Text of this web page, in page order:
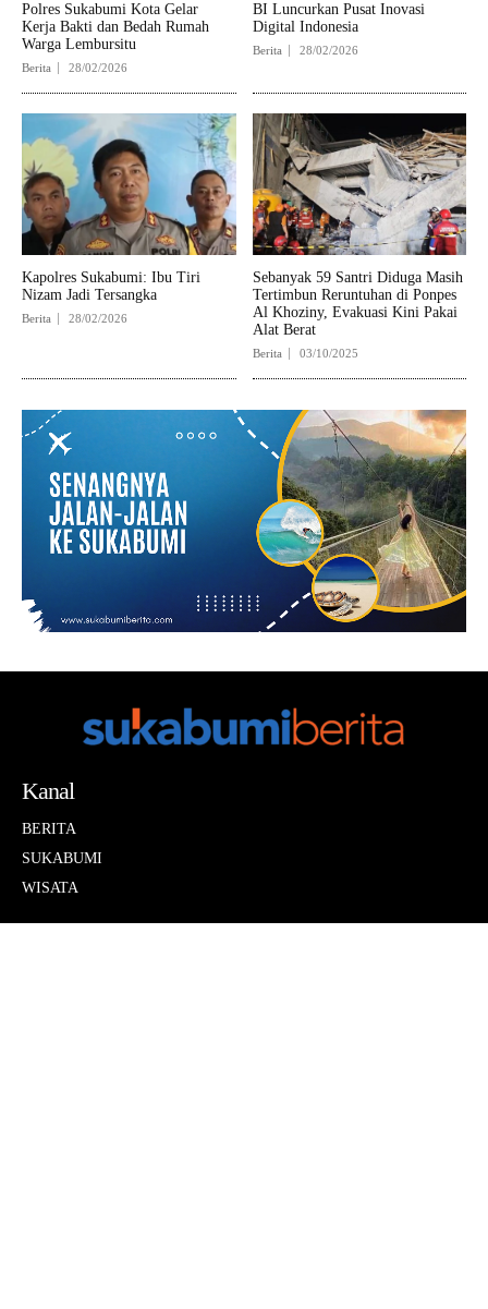
Polres Sukabumi Kota Gelar
Kerja Bakti dan Bedah Rumah
Warga Lembursitu
Berita 28/02/2026
BI Luncurkan Pusat Inovasi
Digital Indonesia
Berita 28/02/2026
Kapolres Sukabumi: Ibu Tiri
Nizam Jadi Tersangka
Berita 28/02/2026
Sebanyak 59 Santri Diduga Masih
Tertimbun Reruntuhan di Ponpes
Al Khoziny, Evakuasi Kini Pakai
Alat Berat
Berita 03/10/2025
Kanal
BERITA
SUKABUMI
WISATA